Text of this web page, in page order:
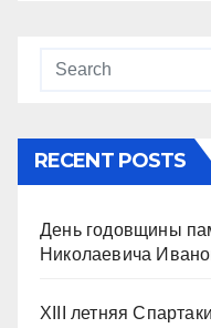
RECENT POSTS
День годовщины
Николаевича
XIII летняя